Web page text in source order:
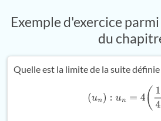
Exemple d'exercice
du
Quelle est la limite de la suite définie
( 14 n